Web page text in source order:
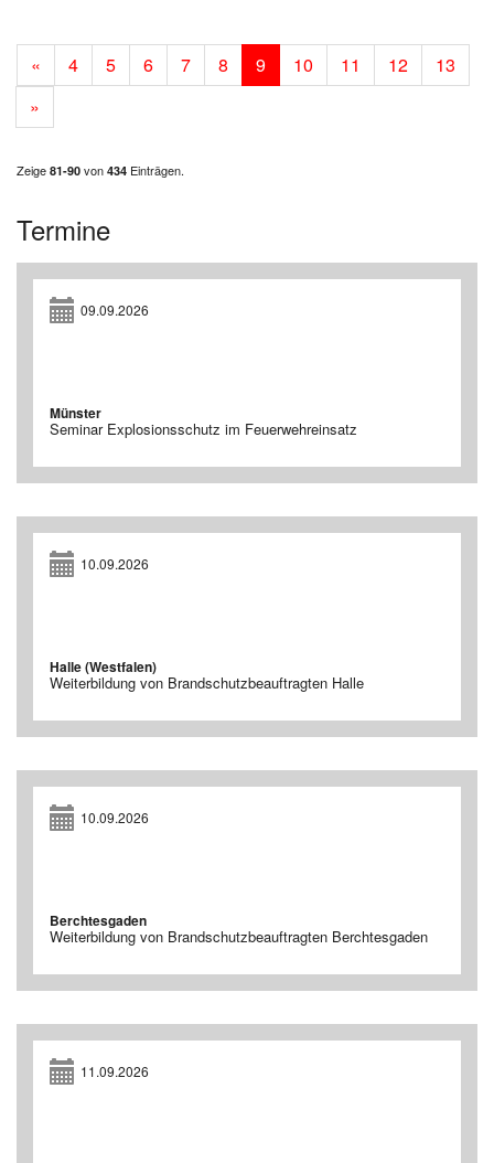
« 4 5 6 7 8 9 10 11 12
13
»
Zeige 81-90 von 434 Einträgen.
Termine
09.09.2026
Münster
Seminar Explosionsschutz im Feuerwehreinsatz
10.09.2026
Halle (Westfalen)
Weiterbildung von Brandschutzbeauftragten Halle
10.09.2026
Berchtesgaden
Weiterbildung von Brandschutzbeauftragten Berchtesgaden
11.09.2026